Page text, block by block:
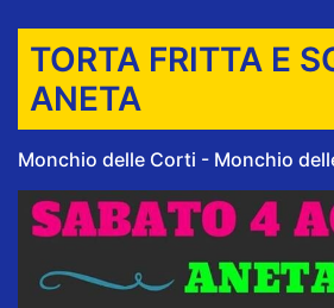
TORTA FRITTA E
ANETA
Monchio delle Corti - Monchio